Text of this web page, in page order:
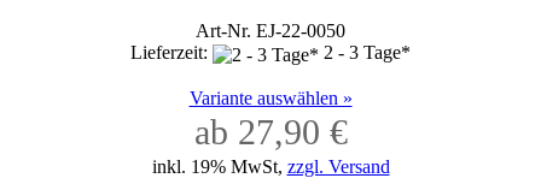
Art-Nr. EJ-22-0050
Lieferzeit:
2 - 3 Tage*
Variante auswählen »
ab 27,90 €
inkl. 19% MwSt, zzgl. Versand